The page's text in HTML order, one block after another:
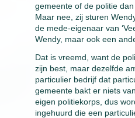
gemeente of de politie
Maar nee, zij sturen
de mede-eigenaar van
Wendy, maar ook een
Dat is vreemd, want de
zijn best, maar dezelfde
particulier bedrijf dat
gemeente bakt er niets
eigen politiekorps, dus
ingehuurd die een